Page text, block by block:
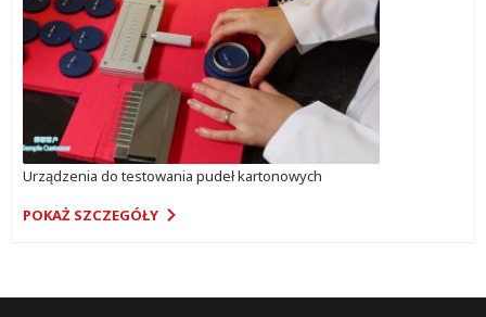
Urządzenia do testowania pudeł kartonowych
POKAŻ SZCZEGÓŁY